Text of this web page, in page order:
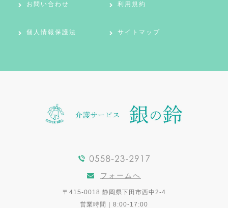
お問い合わせ 利用規約
個人情報保護法 サイトマップ
フォームへ
〒415-0018 静岡県下田市西中2-4
営業時間｜8:00-17:00